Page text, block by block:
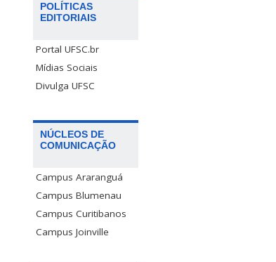
POLÍTICAS
EDITORIAIS
Portal UFSC.br
Mídias Sociais
Divulga UFSC
NÚCLEOS DE
COMUNICAÇÃO
Campus Araranguá
Campus Blumenau
Campus Curitibanos
Campus Joinville